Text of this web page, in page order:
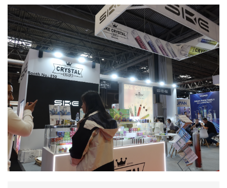
CHINA
DATOS
EXPOSICIÓN
ENTREVISTA